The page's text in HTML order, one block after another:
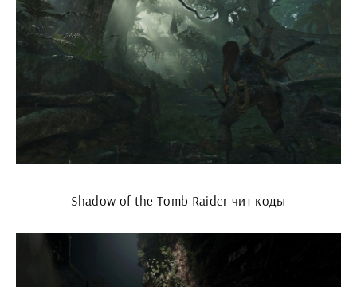
Shadow of the Tomb Raider чит коды